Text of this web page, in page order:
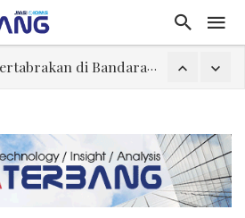
Kabin Dipenuhi Asap, 199 Penumpang Delta Air Lines Tinggalkan Pesawat
Pakta Pertahanan Arab Saudi, Turki, dan Pakistan Bukan Blok Sektarian
Airbus Kirim 67 Pesawat pada Juli, Masih di Bawah Rata-Rata Bulanan untuk Capai Target Tahunan
Sikap Kolombia Berubah, Kini Dukung Maroko dalam Sengketa Sahara